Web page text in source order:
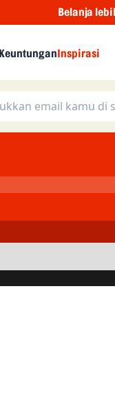
Belanja lebih
Keuntungan Inspirasi